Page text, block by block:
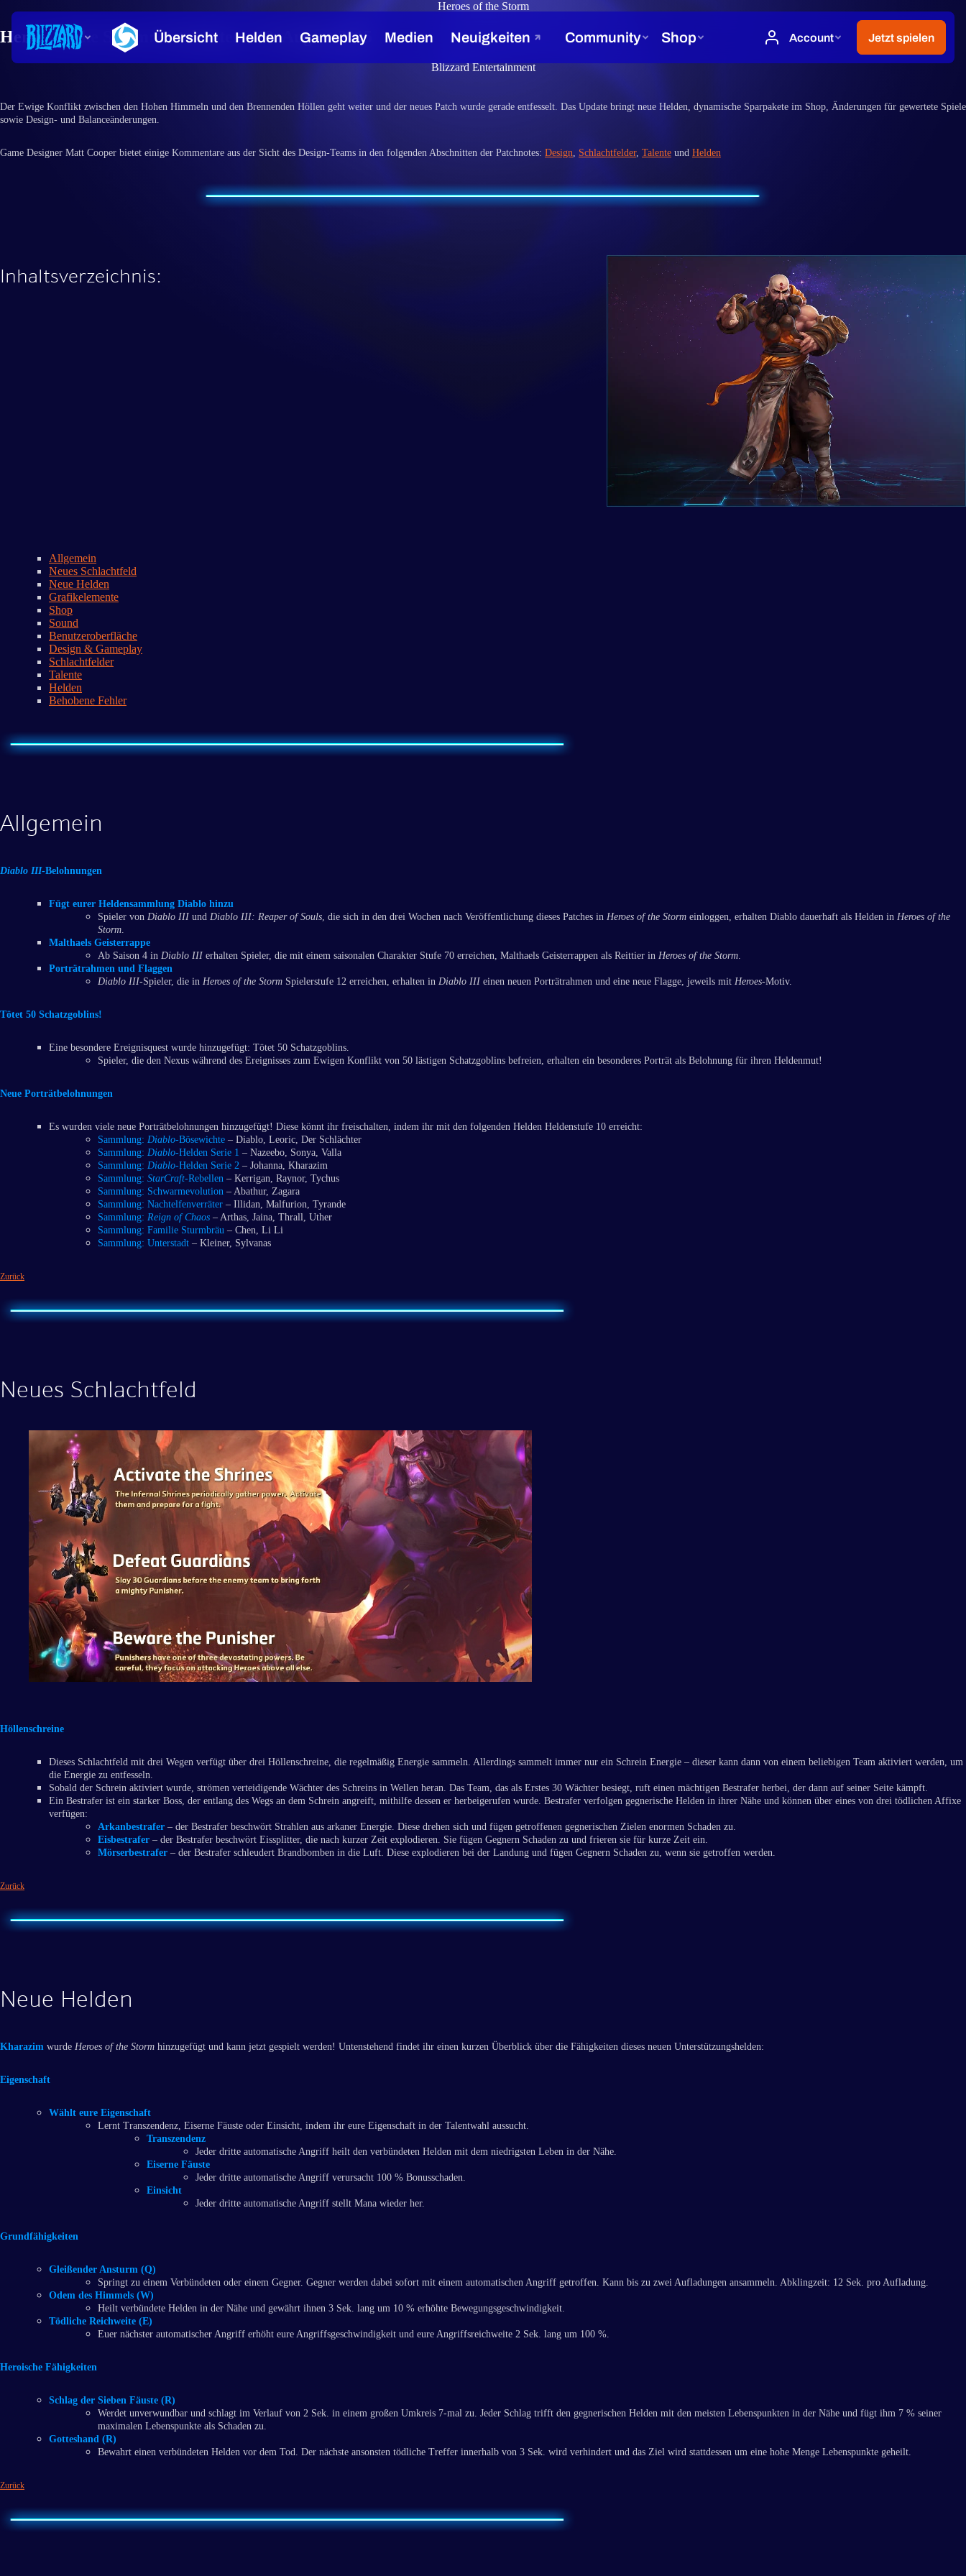
Heroes of the Storm
Heroes of the Storm: Patchnotes – 18. August 2015
Blizzard Entertainment
Der Ewige Konflikt zwischen den Hohen Himmeln und den Brennenden Höllen geht weiter und der neues Patch wurde gerade entfesselt. Das Update bringt neue Helden, dynamische Sparpakete im Shop, Änderungen für gewertete Spiele
sowie Design- und Balanceänderungen.
Game Designer Matt Cooper bietet einige Kommentare aus der Sicht des Design-Teams in den folgenden Abschnitten der Patchnotes: Design Schlachtfelder, Talente und Helden
Inhaltsverzeichnis:
Allgemein
Neues Schlachtfeld
Neue Helden
Grafikelemente
Shop
Sound
Benutzeroberfläche
Design & Gameplay
Schlachtfelder
Talente
Helden
Behobene Fehler
Allgemein
Diablo III-Belohnungen
Fügt eurer Heldensammlung Diablo hinzu
Spieler von Diablo III und Diablo III: Reaper of Souls , die sich in den drei Wochen nach Veröffentlichung dieses Patches in Heroes of the Storm einloggen, erhalten Diablo dauerhaft als Helden in Heroes of the
Storm
Malthaels Geisterrappe
Ab Saison 4 in Diablo III erhalten Spieler, die mit einem saisonalen Charakter Stufe 70 erreichen, Malthaels Geisterrappen als Reittier in Heroes of the Storm
Porträtrahmen und Flaggen
Diablo III-Spieler, die in Heroes of the Storm Spielerstufe 12 erreichen, erhalten in Diablo III einen neuen Porträtrahmen und eine neue Flagge, jeweils mit Heroes-Motiv.
Tötet 50 Schatzgoblins!
Eine besondere Ereignisquest wurde hinzugefügt: Tötet 50 Schatzgoblins.
Spieler, die den Nexus während des Ereignisses zum Ewigen Konflikt von 50 lästigen Schatzgoblins befreien, erhalten ein besonderes Porträt als Belohnung für ihren Heldenmut!
Neue Porträtbelohnungen
Es wurden viele neue Porträtbelohnungen hinzugefügt! Diese könnt ihr freischalten, indem ihr mit den folgenden Helden Heldenstufe 10 erreicht:
Sammlung: Diablo-Bösewichte – Diablo, Leoric, Der Schlächter
Sammlung: Diablo-Helden Serie 1 – Nazeebo, Sonya, Valla
Sammlung: Diablo-Helden Serie 2 – Johanna, Kharazim
Sammlung: StarCraft-Rebellen – Kerrigan, Raynor, Tychus
Sammlung: Schwarmevolution – Abathur, Zagara
Sammlung: Nachtelfenverräter – Illidan, Malfurion, Tyrande
Sammlung: Reign of Chaos – Arthas, Jaina, Thrall, Uther
Sammlung: Familie Sturmbräu – Chen, Li Li
Sammlung: Unterstadt – Kleiner, Sylvanas
Zurück
Neues Schlachtfeld
Höllenschreine
Dieses Schlachtfeld mit drei Wegen verfügt über drei Höllenschreine, die regelmäßig Energie sammeln. Allerdings sammelt immer nur ein Schrein Energie – dieser kann dann von einem beliebigen Team aktiviert werden, um
die Energie zu entfesseln.
Sobald der Schrein aktiviert wurde, strömen verteidigende Wächter des Schreins in Wellen heran. Das Team, das als Erstes 30 Wächter besiegt, ruft einen mächtigen Bestrafer herbei, der dann auf seiner Seite kämpft.
Ein Bestrafer ist ein starker Boss, der entlang des Wegs an dem Schrein angreift, mithilfe dessen er herbeigerufen wurde. Bestrafer verfolgen gegnerische Helden in ihrer Nähe und können über eines von drei tödlichen Affixe
verfügen:
Arkanbestrafer – der Bestrafer beschwört Strahlen aus arkaner Energie. Diese drehen sich und fügen getroffenen gegnerischen Zielen enormen Schaden zu.
Eisbestrafer – der Bestrafer beschwört Eissplitter, die nach kurzer Zeit explodieren. Sie fügen Gegnern Schaden zu und frieren sie für kurze Zeit ein.
Mörserbestrafer – der Bestrafer schleudert Brandbomben in die Luft. Diese explodieren bei der Landung und fügen Gegnern Schaden zu, wenn sie getroffen werden.
Zurück
Neue Helden
Kharazim wurde Heroes of the Storm hinzugefügt und kann jetzt gespielt werden! Untenstehend findet ihr einen kurzen Überblick über die Fähigkeiten dieses neuen Unterstützungshelden:
Eigenschaft
Wählt eure Eigenschaft
Lernt Transzendenz, Eiserne Fäuste oder Einsicht, indem ihr eure Eigenschaft in der Talentwahl aussucht.
Transzendenz
Jeder dritte automatische Angriff heilt den verbündeten Helden mit dem niedrigsten Leben in der Nähe.
Eiserne Fäuste
Jeder dritte automatische Angriff verursacht 100 % Bonusschaden.
Einsicht
Jeder dritte automatische Angriff stellt Mana wieder her.
Grundfähigkeiten
Gleißender Ansturm (Q)
Springt zu einem Verbündeten oder einem Gegner. Gegner werden dabei sofort mit einem automatischen Angriff getroffen. Kann bis zu zwei Aufladungen ansammeln. Abklingzeit: 12 Sek. pro Aufladung.
Odem des Himmels (W)
Heilt verbündete Helden in der Nähe und gewährt ihnen 3 Sek. lang um 10 % erhöhte Bewegungsgeschwindigkeit.
Tödliche Reichweite (E)
Euer nächster automatischer Angriff erhöht eure Angriffsgeschwindigkeit und eure Angriffsreichweite 2 Sek. lang um 100 %.
Heroische Fähigkeiten
Schlag der Sieben Fäuste (R)
Werdet unverwundbar und schlagt im Verlauf von 2 Sek. in einem großen Umkreis 7-mal zu. Jeder Schlag trifft den gegnerischen Helden mit den meisten Lebenspunkten in der Nähe und fügt ihm 7 % seiner
maximalen Lebenspunkte als Schaden zu.
Gotteshand (R)
Bewahrt einen verbündeten Helden vor dem Tod. Der nächste ansonsten tödliche Treffer innerhalb von 3 Sek. wird verhindert und das Ziel wird stattdessen um eine hohe Menge Lebenspunkte geheilt.
Zurück